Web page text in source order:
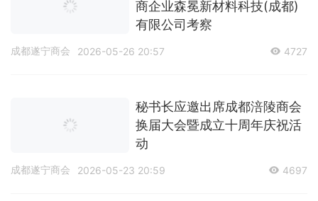
商企业森冕新材料科技(成都)
有限公司考察
成都遂宁商会 2026-05-26 20:57 4727
秘书长应邀出席成都涪陵商会
换届大会暨成立十周年庆祝活
动
成都遂宁商会 2026-05-23 20:59 4697